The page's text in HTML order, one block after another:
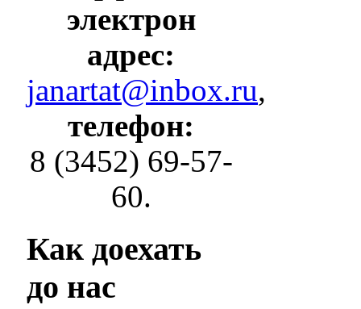
электрон
адрес:
janartat@inbox.ru,
телефон:
8 (3452) 69-57-
60.
Как доехать
до нас